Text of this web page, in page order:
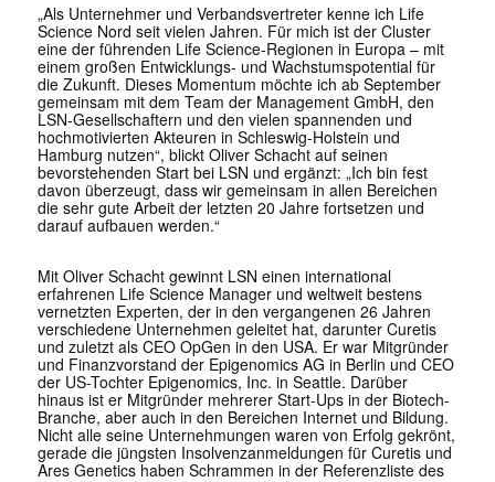
„Als Unternehmer und Verbandsvertreter kenne ich Life
Science Nord seit vielen Jahren. Für mich ist der Cluster
eine der führenden Life Science-Regionen in Europa – mit
einem großen Entwicklungs- und Wachstumspotential für
die Zukunft. Dieses Momentum möchte ich ab September
gemeinsam mit dem Team der Management GmbH, den
LSN-Gesellschaftern und den vielen spannenden und
hochmotivierten Akteuren in Schleswig-Holstein und
Hamburg nutzen“, blickt Oliver Schacht auf seinen
bevorstehenden Start bei LSN und ergänzt: „Ich bin fest
davon überzeugt, dass wir gemeinsam in allen Bereichen
die sehr gute Arbeit der letzten 20 Jahre fortsetzen und
darauf aufbauen werden.“
Mit Oliver Schacht gewinnt LSN einen international
erfahrenen Life Science Manager und weltweit bestens
vernetzten Experten, der in den vergangenen 26 Jahren
verschiedene Unternehmen geleitet hat, darunter Curetis
und zuletzt als CEO OpGen in den USA. Er war Mitgründer
und Finanzvorstand der Epigenomics AG in Berlin und CEO
der US-Tochter Epigenomics, Inc. in Seattle. Darüber
hinaus ist er Mitgründer mehrerer Start-Ups in der Biotech-
Branche, aber auch in den Bereichen Internet und Bildung.
Nicht alle seine Unternehmungen waren von Erfolg gekrönt,
gerade die jüngsten Insolvenzanmeldungen für Curetis und
Ares Genetics haben Schrammen in der Referenzliste des